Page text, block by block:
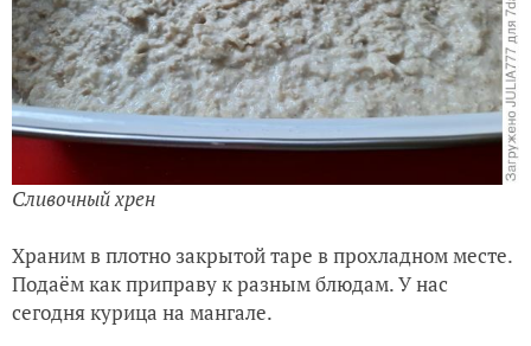
Сливочный хрен
Храним в плотно закрытой таре в прохладном месте.
Подаём как приправу к разным блюдам. У нас
сегодня курица на мангале.